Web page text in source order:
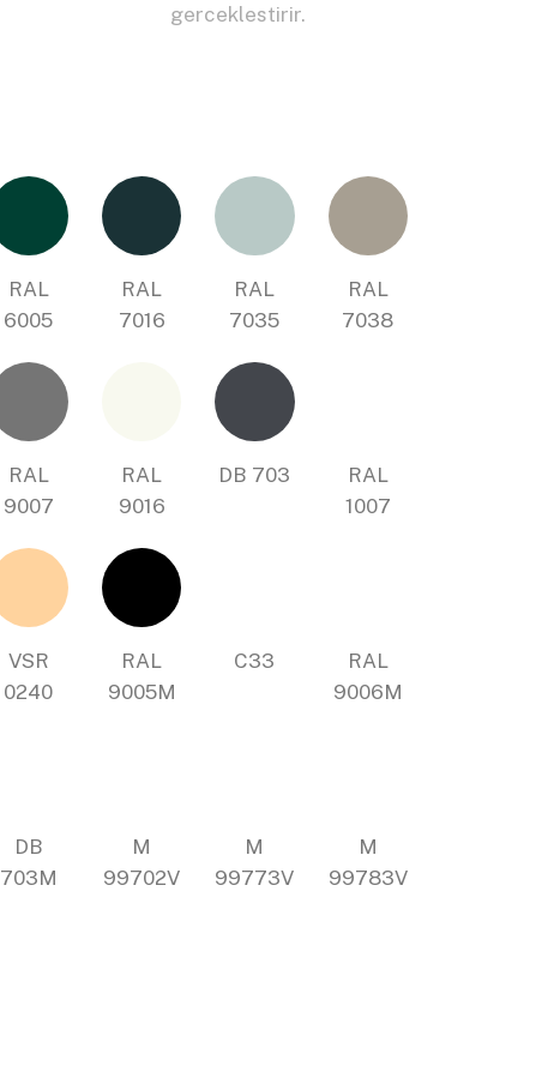
gerceklestirir.
RAL
6005
RAL
7016
RAL
7035
RAL
7038
RAL
9007
RAL
9016
DB 703
RAL
1007
VSR
0240
RAL
9005M
C33
RAL
9006M
DB
703M
M
99702V
M
99773V
M
99783V